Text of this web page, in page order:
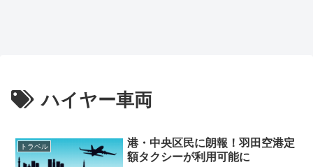
ハイヤー車両
トラベル
港・中央区民に朗報！羽田空港定
額タクシーが利用可能に